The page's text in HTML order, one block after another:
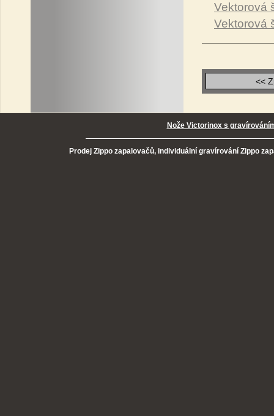
Vektorová
Vektorová
<<
Nože Victorinox s
Prodej Zippo zapalovačů, individuální gravírování Zippo